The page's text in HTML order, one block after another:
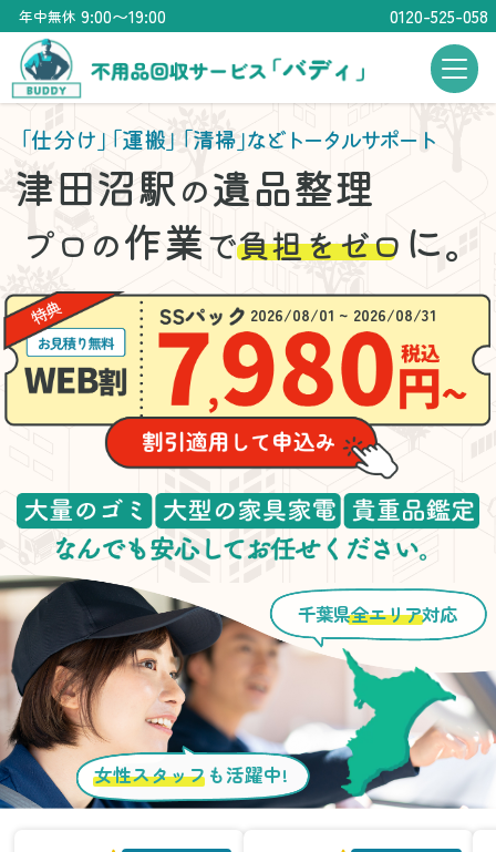
年中無休 9:00〜19:00 0120-525-058
「仕分け」「運搬」「清掃」などトータルサポート
津田沼駅の遺品整理
プロの作業で負担をゼロ に。
2026/08/01 ~ 2026/08/31
女性スタッフ も活躍中!
千葉県全エリア対応